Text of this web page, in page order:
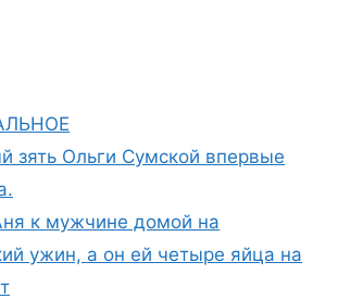
зять Ольги Сумской впервые
к мужчине домой на
ужин, а он ей четыре яйца на